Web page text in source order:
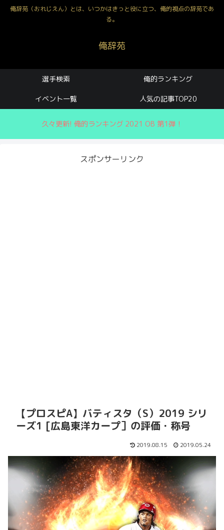
俺辞苑（おれじえん）とは、いつかはきっと役に立つ、俺的視点の辞苑であ
る。
俺辞苑
選手検索 俺的ランキング
イベント一覧 人気の記事TOP20
久々更新! 俺的ランキング 2021 OB 第1弾！
スポンサーリンク
【プロスピA】バティスタ（S）2019 シリ
ーズ1 [広島東洋カープ］の評価・称号
2019.08.15 2019.05.24